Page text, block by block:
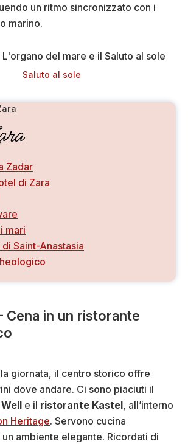
un ritmo sincronizzato con i
marino.
Saluto al sole
Zadar
di Zara
mari
Saint-Anastasia
Cena in un ristorante
giornata, il centro storico offre
dove andare. Ci sono piaciuti il
e il ristorante Kastel, all’interno
Heritage. Servono cucina
ambiente elegante. Ricordati di